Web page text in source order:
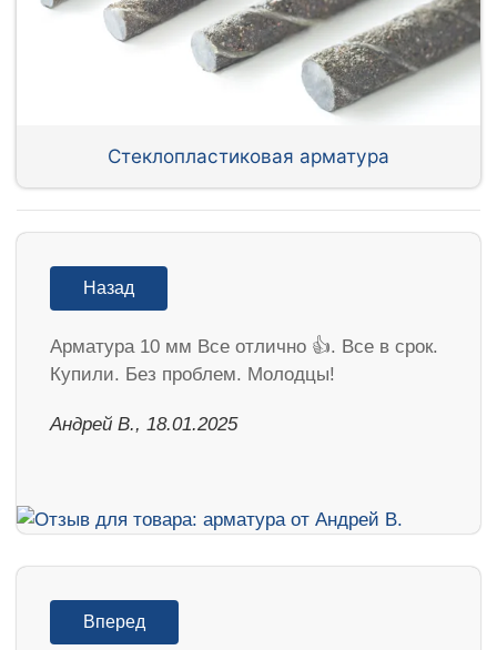
Стеклопластиковая арматура
Назад
Арматура 10 мм Все отлично 👍. Все в срок.
Купили. Без проблем. Молодцы!
Андрей В., 18.01.2025
Вперед